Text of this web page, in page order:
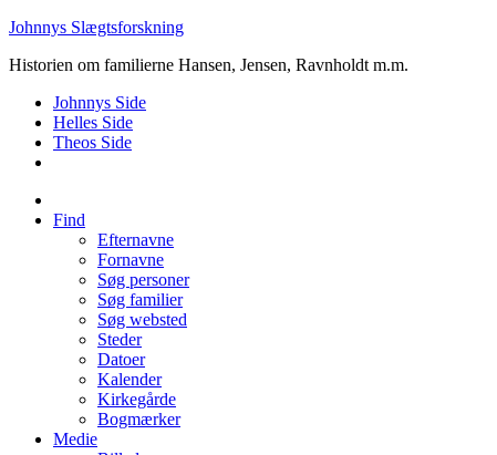
Johnnys Slægtsforskning
Historien om familierne Hansen, Jensen, Ravnholdt m.m.
Johnnys Side
Helles Side
Theos Side
Find
Efternavne
Fornavne
Søg personer
Søg familier
Søg websted
Steder
Datoer
Kalender
Kirkegårde
Bogmærker
Medie